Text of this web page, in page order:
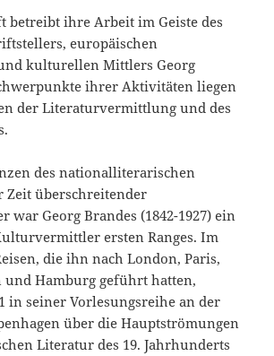
betreibt ihre Arbeit im Geiste des
europäischen
kulturellen Mittlers Georg
ihrer Aktivitäten liegen
der Literaturvermittlung und des
des nationalliterarischen
Zeit überschreitender
Georg Brandes (1842-1927) ein
ersten Ranges. Im
die ihn nach London, Paris,
und Hamburg geführt hatten,
in seiner Vorlesungsreihe an der
über die Hauptströmungen
Literatur des 19. Jahrhunderts